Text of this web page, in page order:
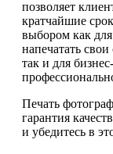
позволяет
кратчайшие
выбором как
напечатать
так и для
Печать
гарантия
и убедитесь в